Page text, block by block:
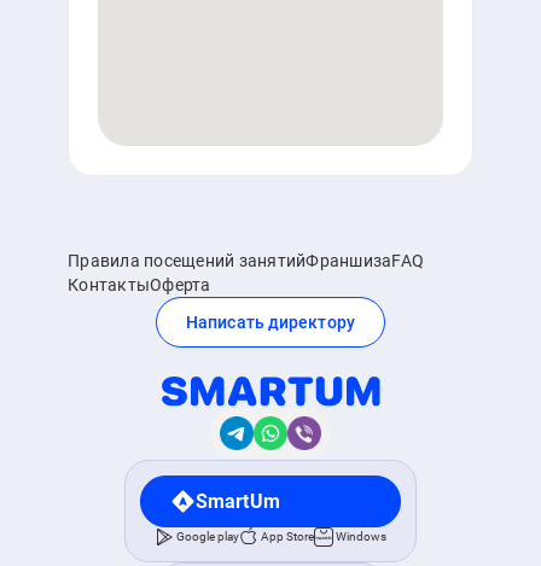
Правила посещений занятийФраншизаFAQ
КонтактыОферта
Написать директору
SmartUm
Google play App Store Windows